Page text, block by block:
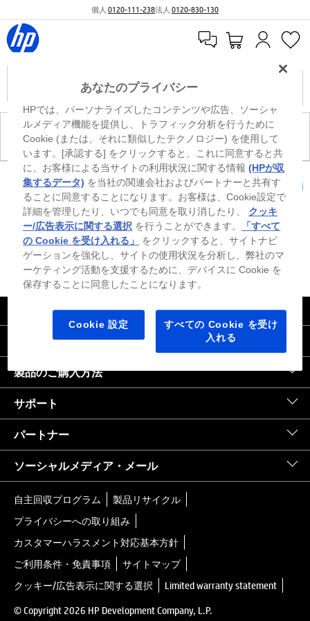
個人 0120-111-238法人 0120-830-130
現在、このカテゴリには商品がありません。
カートを確認
※ Windowsのすべてのエディションまたはバージョンで、すべての機能を使用でき
るわけではありません。Windowsの機能を最大限に活用するには、システムのハ
ードウェア、ドライバー、ソフトウェアのアップグレードおよび/または別途購
入、あるいはBIOSのアップデートが必要になる場合があります。Windowsは自動
的にアップデートされ、有効になります。高速インターネットとMicrosoftアカウ
ントが必要になります。ISPの料金が適用され、今後アップデートの際に要件が追
加される場合があります。http://www.windows.com 外部リンクアイコンをご覧く
ださい。
｜United States HP.com
会社情報
製品のご購入方法
サポート
パートナー
ソーシャルメディア・メール
自主回収プログラム
製品リサイクル
プライバシーへの取り組み
カスタマーハラスメント対応基本方針
ご利用条件・免責事項
サイトマップ
クッキー/広告表示に関する選択
Limited warranty statement
© Copyright 2026 HP Development Company, L.P.
あなたのプライバシー
HPでは、パーソナライズしたコンテンツや広告、ソーシャ
ルメディア機能を提供し、トラフィック分析を行うために
Cookie (または、それに類似したテクノロジー) を使用して
います。[承認する] をクリックすると、これに同意すると共
に、お客様による当サイトの利用状況に関する情報(HPが収
集するデータ) を当社の関連会社およびパートナーと共有す
ることに同意することになります。お客様は、Cookie設定で
詳細を管理したり、いつでも同意を取り消したり、 クッキ
ー/広告表示に関する選択 を行うことができます。
「すべて
の Cookie を受け入れる」
をクリックすると、サイトナビ
ゲーションを強化し、サイトの使用状況を分析し、弊社のマ
ーケティング活動を支援するために、デバイスに Cookie を
保存することに同意したことになります。
Cookie 設定
すべての Cookie を受け
入れる